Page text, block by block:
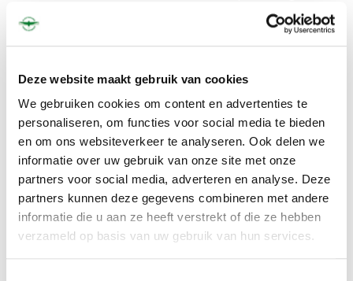
Deze website maakt gebruik van cookies
We gebruiken cookies om content en advertenties te
personaliseren, om functies voor social media te bieden
en om ons websiteverkeer te analyseren. Ook delen we
informatie over uw gebruik van onze site met onze
partners voor social media, adverteren en analyse. Deze
partners kunnen deze gegevens combineren met andere
informatie die u aan ze heeft verstrekt of die ze hebben
verzameld op basis van uw gebruik van hun services.
gaan.
Overlast van duiven in de dakrand
voorkomen
De meest bekende manier om vogels te verjagen is natuurlijk de
vogelverschrikker
. Maar in het geval van duiven op de dakrand is
dat misschien een vreemd gezicht. Ook het inzetten van
knalapparatenis niet erg wenselijk op het dak van bijvoorbeeld
een appartementencomplex. ALCETSOUND heeft diverse
manieren om vogeloverlast op diervriendelijk manier te
voorkomen. Bij overlast op de dakrand kunt u bijvoorbeeld
gebruik maken van onze duivenpinnen.